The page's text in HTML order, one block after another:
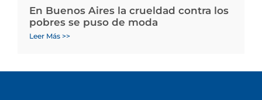
En Buenos Aires la crueldad contra los
pobres se puso de moda
Leer Más >>